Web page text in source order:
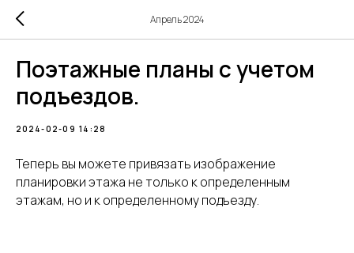
Апрель 2024
Поэтажные планы с учетом
подъездов.
2024-02-09 14:28
Теперь вы можете привязать изображение
планировки этажа не только к определенным
этажам, но и к определенному подъезду.